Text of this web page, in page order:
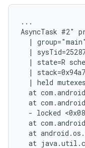
...
AsyncTask #2"
|
|
| state=R
|
| held
at
at
- locked
at
at
at